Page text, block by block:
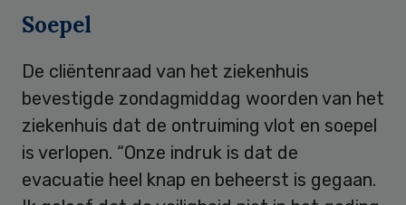
Soepel
De cliëntenraad van het ziekenhuis
bevestigde zondagmiddag woorden van het
ziekenhuis dat de ontruiming vlot en soepel
is verlopen. “Onze indruk is dat de
evacuatie heel knap en beheerst is gegaan.